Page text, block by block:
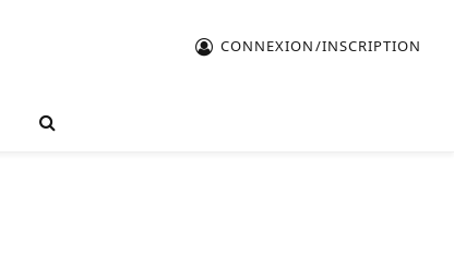
CONNEXION/INSCRIPTION